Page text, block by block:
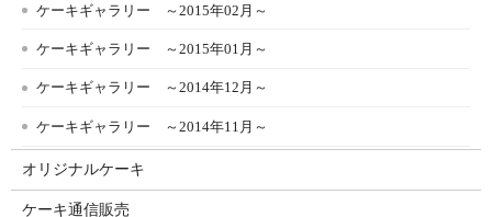
ケーキギャラリー ～2015年02月～
ケーキギャラリー ～2015年01月～
ケーキギャラリー ～2014年12月～
ケーキギャラリー ～2014年11月～
オリジナルケーキ
ケーキ通信販売